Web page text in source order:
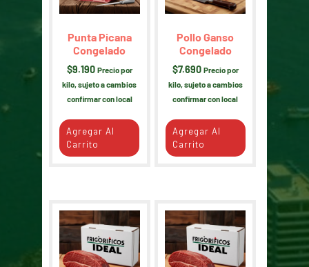
Punta Picana
Congelado
$9.190 Precio por
kilo, sujeto a cambios
confirmar con local
Agregar Al
Carrito
Pollo Ganso
Congelado
$7.690 Precio por
kilo, sujeto a cambios
confirmar con local
Agregar Al
Carrito